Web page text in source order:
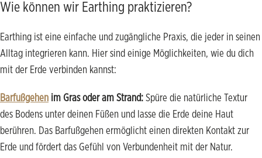
Wie können wir Earthing praktizieren?
Earthing ist eine einfache und zugängliche Praxis, die jeder in seinen
Alltag integrieren kann. Hier sind einige Möglichkeiten, wie du dich
mit der Erde verbinden kannst:
Barfußgehen im Gras oder am Strand: Spüre die natürliche Textur
des Bodens unter deinen Füßen und lasse die Erde deine Haut
berühren. Das Barfußgehen ermöglicht einen direkten Kontakt zur
Erde und fördert das Gefühl von Verbundenheit mit der Natur.